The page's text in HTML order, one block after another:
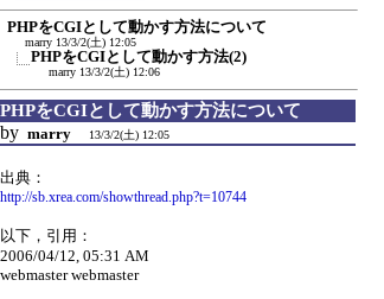
PHPをCGIとして動かす方法について
marry 13/3/2(土) 12:05
PHPをCGIとして動かす方法(2)
marry 13/3/2(土) 12:06
PHPをCGIとして動かす方法について
by marry 13/3/2(土) 12:05
出典：
http://sb.xrea.com/showthread.php?t=10744
以下，引用：
2006/04/12, 05:31 AM
webmaster webmaster